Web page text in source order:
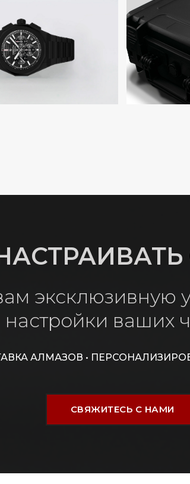
эксклюзивную
настройки ваших
АЛМАЗОВ •
СВЯЖИТЕСЬ С НАМИ